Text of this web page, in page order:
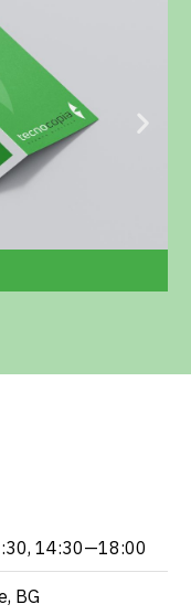
14:30—18:00
BG